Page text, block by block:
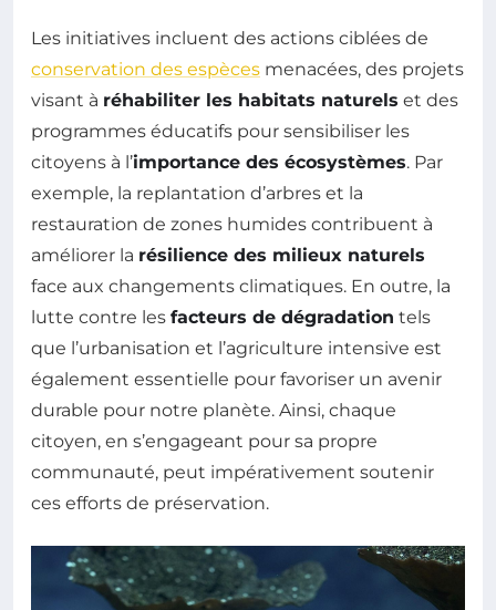
Les initiatives incluent des actions ciblées de
conservation des espèces menacées, des projets
visant à réhabiliter les habitats naturels et des
programmes éducatifs pour sensibiliser les
citoyens à l’importance des écosystèmes. Par
exemple, la replantation d’arbres et la
restauration de zones humides contribuent à
améliorer la résilience des milieux naturels
face aux changements climatiques. En outre, la
lutte contre les facteurs de dégradation tels
que l’urbanisation et l’agriculture intensive est
également essentielle pour favoriser un avenir
durable pour notre planète. Ainsi, chaque
citoyen, en s’engageant pour sa propre
communauté, peut impérativement soutenir
ces efforts de préservation.